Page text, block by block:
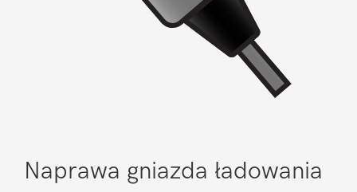
Naprawa gniazda ładowania